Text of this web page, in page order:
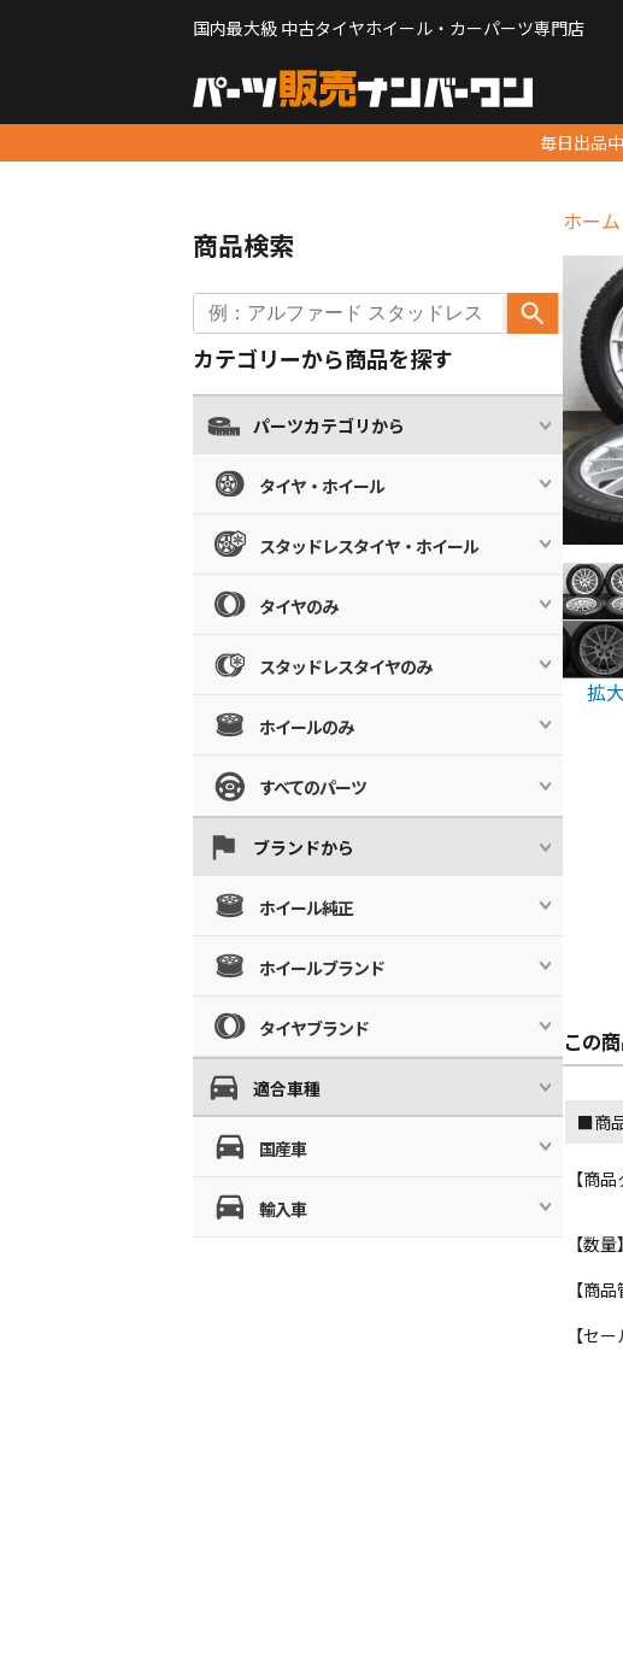
国内最大級 中古タイヤホイール・カーパーツ専門店
毎日出品
ホーム
拡
この
■商
【商
【数量】
【商
【セ
商品検索
カテゴリーから商品を探す
パーツカテゴリから
タイヤ・ホイール
スタッドレスタイヤ・ホイール
タイヤのみ
スタッドレスタイヤのみ
ホイールのみ
すべてのパーツ
ブランドから
ホイール純正
ホイールブランド
タイヤブランド
適合車種
国産車
輸入車